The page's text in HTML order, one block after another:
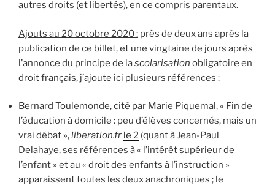
autres droits (et libertés), en ce compris parentaux.
Ajouts au 20 octobre 2020 : près de deux ans après la
publication de ce billet, et une vingtaine de jours après
l’annonce du principe de lascolarisation obligatoire en
droit français, j’ajoute ici plusieurs références :
Bernard Toulemonde, cité par Marie Piquemal, « Fin de
l’éducation à domicile : peu d’élèves concernés, mais un
vrai débat »,liberation.fr le 2 (quant à Jean-Paul
Delahaye, ses références à « l’intérêt supérieur de
l’enfant » et au « droit des enfants à l’instruction »
apparaissent toutes les deux anachroniques ; le